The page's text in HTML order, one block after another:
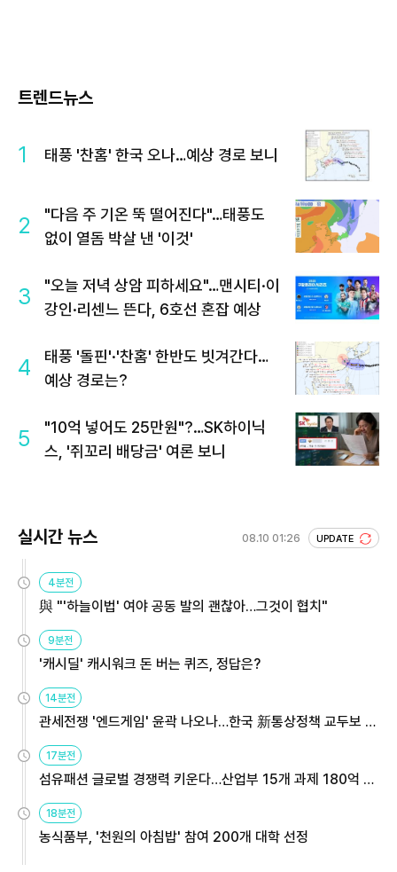
트렌드뉴스
1 태풍 '찬홈' 한국 오나…예상 경로 보니
2
"다음 주 기온 뚝 떨어진다"…태풍도
없이 열돔 박살 낸 '이것'
3
"오늘 저녁 상암 피하세요"…맨시티·이
강인·리센느 뜬다, 6호선 혼잡 예상
4
태풍 '돌핀'·'찬홈' 한반도 빗겨간다…
예상 경로는?
5
"10억 넣어도 25만원"?…SK하이닉
스, '쥐꼬리 배당금' 여론 보니
실시간 뉴스 08.10 01:26 UPDATE
4분전
與 "'하늘이법' 여야 공동 발의 괜찮아…그것이 협치"
9분전
'캐시딜' 캐시워크 돈 버는 퀴즈, 정답은?
14분전
관세전쟁 '엔드게임' 윤곽 나오나…한국 新통상정책 교두보 활
17분전
섬유패션 글로벌 경쟁력 키운다…산업부 15개 과제 180억 지
18분전
농식품부, '천원의 아침밥' 참여 200개 대학 선정